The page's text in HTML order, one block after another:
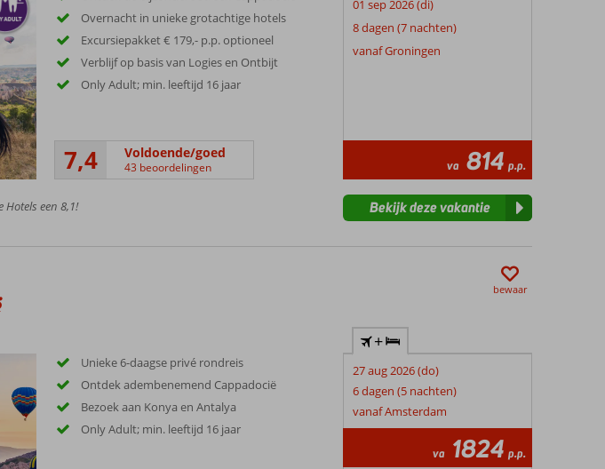
Overnacht in unieke grotachtige hotels
Excursiepakket € 179,- p.p. optioneel
Verblijf op basis van Logies en Ontbijt
Only Adult; min. leeftijd 16 jaar
7,4 Voldoende/goed
43 beoordelingen
01 sep 2026 (di)
8 dagen (7 nachten)
vanaf Groningen
va 814 p.p.
Hotels een 8,1! Bekijk deze vakantie
bewaar
Unieke 6-daagse privé rondreis
Ontdek adembenemend Cappadocië
Bezoek aan Konya en Antalya
Only Adult; min. leeftijd 16 jaar
+
27 aug 2026 (do)
6 dagen (5 nachten)
vanaf Amsterdam
va 1824 p.p.